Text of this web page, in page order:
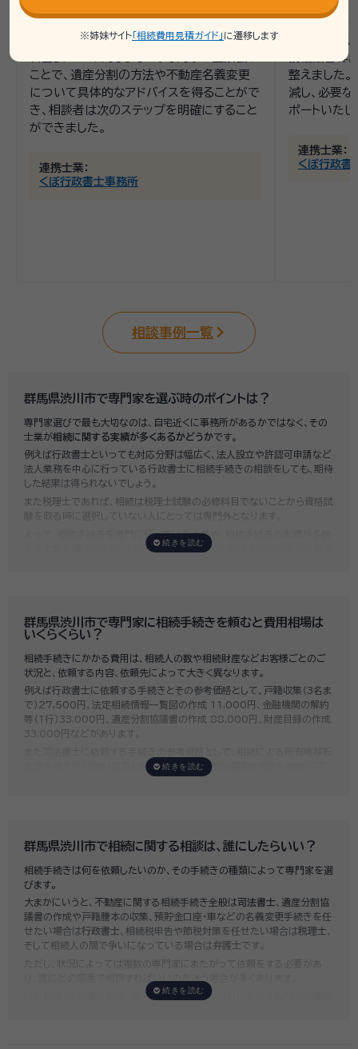
いい相続では、相続手続きの流れや必要書
類の確認を行い、地元の行政書士による無
ことで、遺産分割の方法や不動産名義変更
について具体的なアドバイスを得ることがで
き、相談者は次のステップを明確にすること
ができました。
連携士業：
くぼ行政書士事務所
いい相続で
もりを案内
割協議書作
整えました
減し、必要
ポートいたし
連携士業：
くぼ行政書
相談事例一覧
群馬県渋川市で専門家を選ぶ時のポイントは？
専門家選びで最も大切なのは、自宅近くに事務所があるかではなく、その
士業が相続に関する実績が多くあるかどうかです。
例えば行政書士といっても対応分野は幅広く、法人設立や許認可申請など
法人業務を中心に行っている行政書士に相続手続きの相談をしても、期待
した結果は得られないでしょう。
また税理士であれば、相続は税理士試験の必修科目でないことから資格試
験を取る時に選択していない人にとっては専門外となります。
よって、相続手続きを専門に行っている士業や、相続手続きの実績が多数
ある士業を選ぶことが、スムーズで間違いのない相続手続きのために非常
群馬県渋川市で専門家に相続手続きを頼むと費用相場は
いくらくらい？
相続手続きにかかる費用は、相続人の数や相続財産などお客様ごとのご
状況と、依頼する内容、依頼先によって大きく異なります。
例えば行政書士に依頼する手続きとその参考価格として、戸籍収集（3名ま
で）27,500円、法定相続情報一覧図の作成 11,000円、金融機関の解約
等（1行）33,000円、遺産分割協議書の作成 88,000円、財産目録の作成
33,000円などがあります。
登記手続きで「土地1筆及び建物1棟（固定資産評価額の合計1,000万円）
せると100万円近くかそれ以上費用がかかってしまう場合もあるなど、非
いい相続では、お客様ごとに必要な相続手続きを明らかにし、無料で見積
もり をお出ししております。予算に合わせてご自身で対応できないものの
み依頼することも可能ですので、まずはお気軽にご相談ください。
群馬県渋川市で相続に関する相談は、誰にしたらいい？
相続手続きは何を依頼したいのか、その手続きの種類によって専門家を選
びます。
大まかにいうと、不動産に関する相続手続き全般は司法書士 、遺産分割協
議書の作成や戸籍謄本の収集、預貯金口座・車などの名義変更手続きを任
せたい場合は行政書士 、相続税申告や節税対策を任せたい場合は税理士
そして相続人の間で争いになっている場合は弁護士です。
ただし、状況によっては複数の専門家にまたがって依頼をする必要があ
いい相続では「誰に相談したらいいかわからない」「いきなり専門家に連絡
※姉妹サイト 「相続費用見積ガイド」 に遷移します